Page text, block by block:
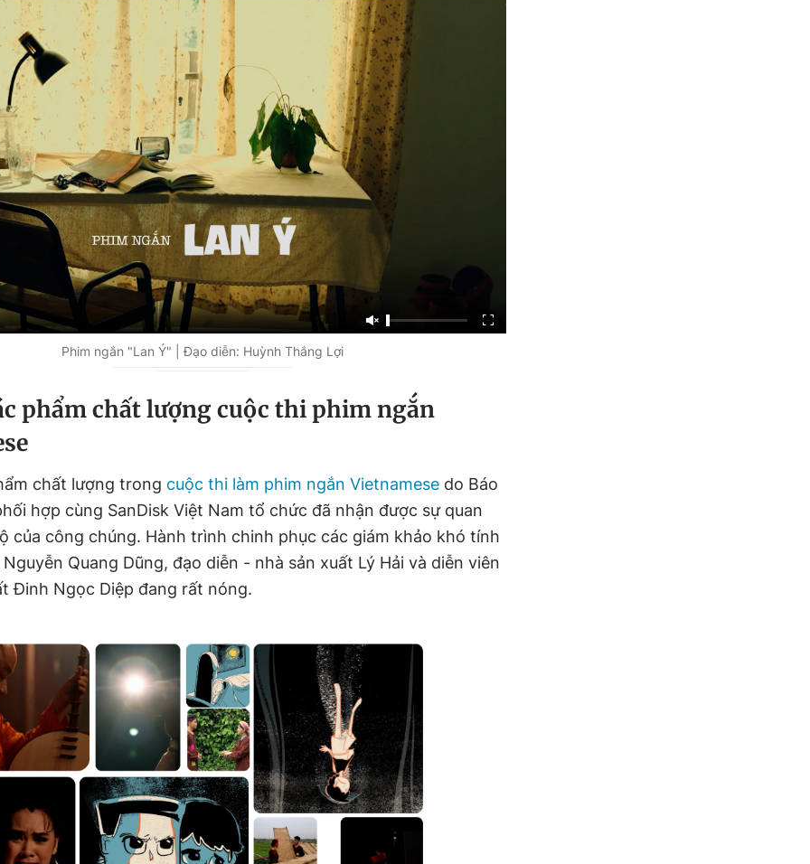
Phim ngắn "Lan Ý" | Đạo diễn: Huỳnh Thắng Lợi
phẩm chất lượng cuộc thi phim ngắn
chất lượng trong cuộc thi làm phim ngắn Vietnamese do Báo
hợp cùng SanDisk Việt Nam tổ chức đã nhận được sự quan
của công chúng. Hành trình chinh phục các giám khảo khó tính
Quang Dũng, đạo diễn - nhà sản xuất Lý Hải và diễn viên
Đinh Ngọc Diệp đang rất nóng.